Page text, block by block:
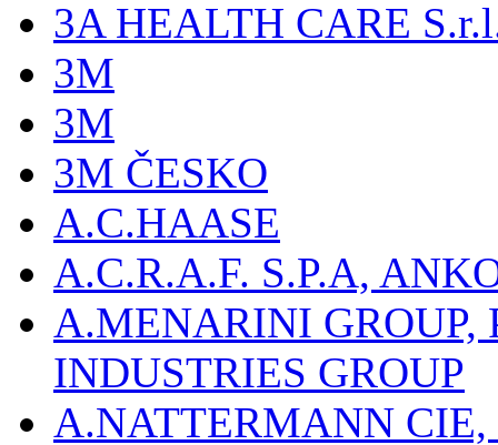
3A HEALTH CARE
3M
3M
3M ČESKO
A.C.HAASE
A.C.R.A.F. S.P.A,
A.MENARINI
INDUSTRIES GROUP
A.NATTERMANN